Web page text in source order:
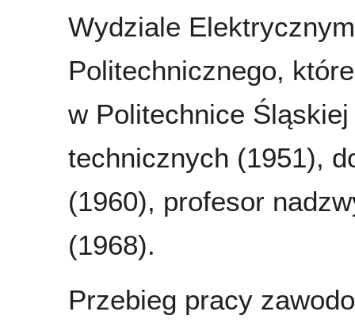
Wydziale
Politechnicznego,
w Politechnice
technicznych (1951),
(1960), profesor
(1968).
Przebieg pracy